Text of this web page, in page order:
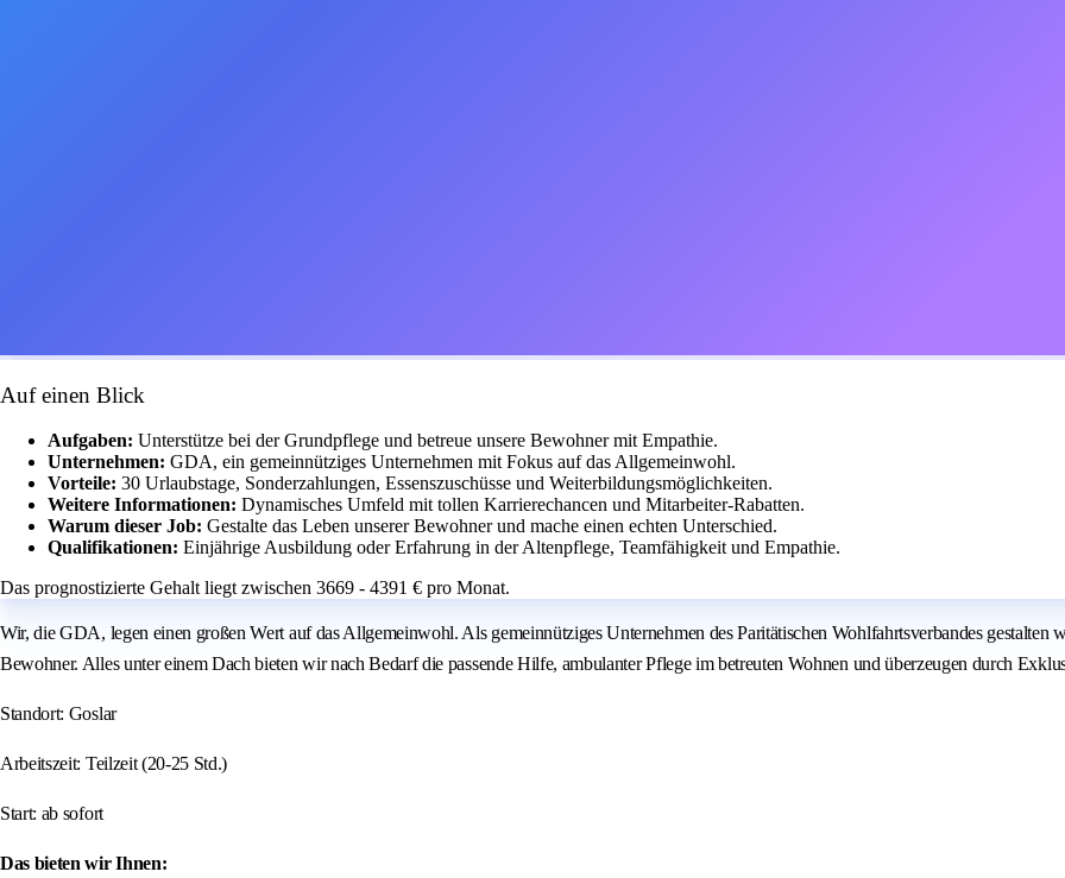
Auf einen Blick
Aufgaben: Unterstütze bei der Grundpflege und betreue unsere Bewohner mit Empathie.
Unternehmen: GDA, ein gemeinnütziges Unternehmen mit Fokus auf das Allgemeinwohl.
Vorteile: 30 Urlaubstage, Sonderzahlungen, Essenszuschüsse und Weiterbildungsmöglichkeiten.
Weitere Informationen: Dynamisches Umfeld mit tollen Karrierechancen und Mitarbeiter-Rabatten.
Warum dieser Job: Gestalte das Leben unserer Bewohner und mache einen echten Unterschied.
Qualifikationen: Einjährige Ausbildung oder Erfahrung in der Altenpflege, Teamfähigkeit und Empathie.
Das prognostizierte Gehalt liegt zwischen 3669 - 4391 € pro Monat.
Wir, die GDA, legen einen großen Wert auf das Allgemeinwohl. Als gemeinnütziges Unternehmen des Paritätischen Wohlfahrtsverbandes gestalten
Bewohner. Alles unter einem Dach bieten wir nach Bedarf die passende Hilfe, ambulanter Pflege im betreuten Wohnen und überzeugen durch
Standort: Goslar
Arbeitszeit: Teilzeit (20-25 Std.)
Start: ab sofort
Das bieten wir Ihnen: